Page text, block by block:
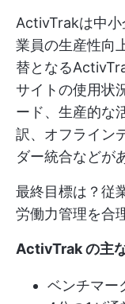
ActivTrakは中小
業員の生産性向
替となる
サイトの使用状
ード、生産的な
訳、オフライン
ダー統合などが
最終目標は？従
労働力管理を合
ActivTrak の主
ベンチマー